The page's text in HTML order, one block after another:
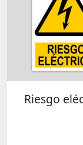
Riesgo